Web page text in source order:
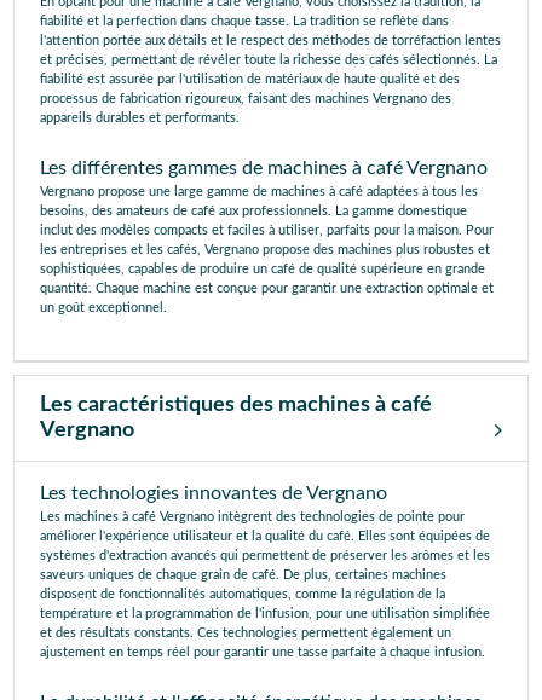
fiabilité et la perfection dans chaque tasse. La tradition se reflète dans
l'attention portée aux détails et le respect des méthodes de torréfaction lentes
et précises, permettant de révéler toute la richesse des cafés sélectionnés. La
fiabilité est assurée par l'utilisation de matériaux de haute qualité et des
processus de fabrication rigoureux, faisant des machines Vergnano des
appareils durables et performants.
Les différentes gammes de machines à café Vergnano
Vergnano propose une large gamme de machines à café adaptées à tous les
besoins, des amateurs de café aux professionnels. La gamme domestique
inclut des modèles compacts et faciles à utiliser, parfaits pour la maison. Pour
les entreprises et les cafés, Vergnano propose des machines plus robustes et
sophistiquées, capables de produire un café de qualité supérieure en grande
quantité. Chaque machine est conçue pour garantir une extraction optimale et
un goût exceptionnel.
Les caractéristiques des machines à café
Vergnano
Les technologies innovantes de Vergnano
Les machines à café Vergnano intègrent des technologies de pointe pour
améliorer l'expérience utilisateur et la qualité du café. Elles sont équipées de
systèmes d'extraction avancés qui permettent de préserver les arômes et les
saveurs uniques de chaque grain de café. De plus, certaines machines
disposent de fonctionnalités automatiques, comme la régulation de la
température et la programmation de l'infusion, pour une utilisation simplifiée
et des résultats constants. Ces technologies permettent également un
ajustement en temps réel pour garantir une tasse parfaite à chaque infusion.